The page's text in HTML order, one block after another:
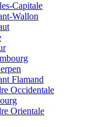
Capitale
Wallon
Flamand
Occidentale
Orientale